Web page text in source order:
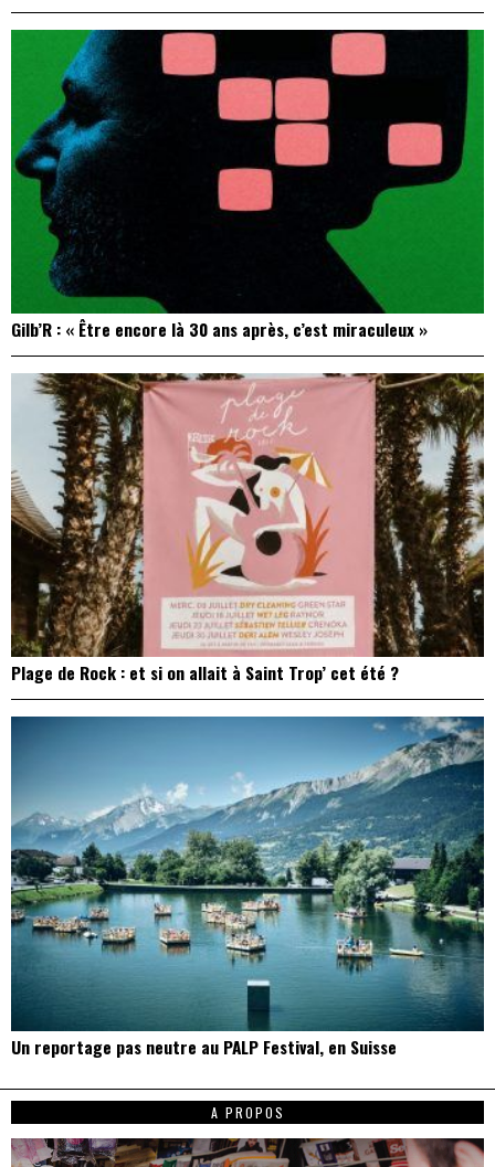
Gilb’R : « Être encore là 30 ans après, c’est miraculeux »
Plage de Rock : et si on allait à Saint Trop’ cet été ?
Un reportage pas neutre au PALP Festival, en Suisse
A PROPOS